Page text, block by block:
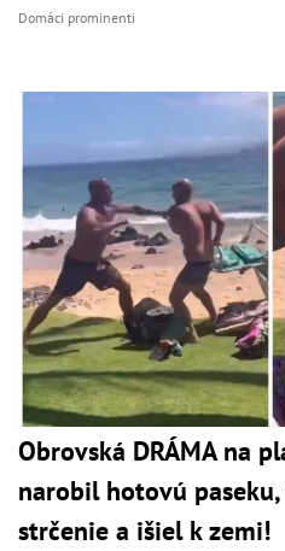
Domáci prominenti
Obrovská DRÁMA na
narobil hotovú
strčenie a išiel k zemi!